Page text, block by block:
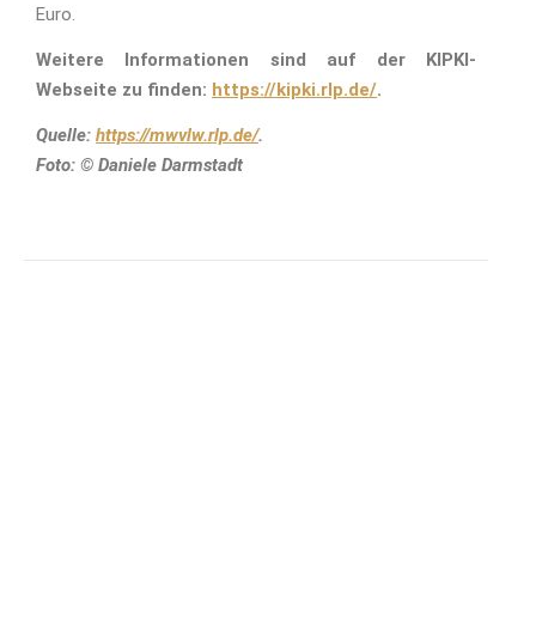
Euro.
Weitere Informationen sind auf der KIPKI-
Webseite zu finden: https://kipki.rlp.de/.
Quelle: https://mwvlw.rlp.de/.
Foto: © Daniele Darmstadt